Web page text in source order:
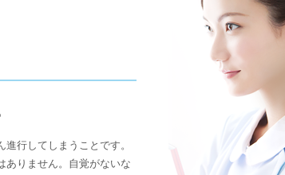
行してしまうことです。
ありません。自覚がないな